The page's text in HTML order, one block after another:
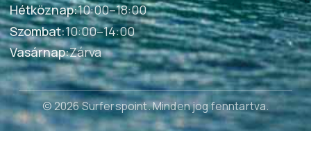
Hétköznap:10:00–18:00
Szombat:10:00–14:00
Vasárnap:Zárva
© 2026 Surferspoint. Minden jog fenntartva.